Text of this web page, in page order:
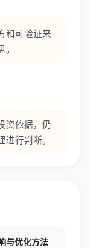
和可验证来
资依据，仍
行判断。
与优化方法